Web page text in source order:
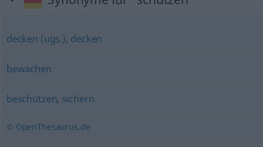
decken (ugs.), decken
bewachen
beschützen, sichern
© OpenThesaurus.de